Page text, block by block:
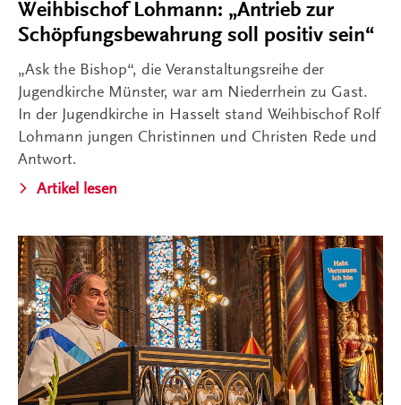
Weihbischof Lohmann: „Antrieb zur
Schöpfungsbewahrung soll positiv sein“
„Ask the Bishop“, die Veranstaltungsreihe der
Jugendkirche Münster, war am Niederrhein zu Gast.
In der Jugendkirche in Hasselt stand Weihbischof Rolf
Lohmann jungen Christinnen und Christen Rede und
Antwort.
Artikel lesen